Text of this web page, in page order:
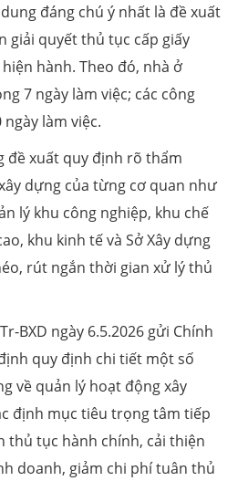
đáng chú ý nhất là đề xuất
giải quyết thủ tục cấp giấy
hành. Theo đó, nhà ở
7 ngày làm việc; các công
làm việc.
đề xuất quy định rõ thẩm
dựng của từng cơ quan như
lý khu công nghiệp, khu chế
khu kinh tế và Sở Xây dựng
rút ngắn thời gian xử lý thủ
BXD ngày 6.5.2026 gửi Chính
quy định chi tiết một số
về quản lý hoạt động xây
định mục tiêu trọng tâm tiếp
thủ tục hành chính, cải thiện
doanh, giảm chi phí tuân thủ